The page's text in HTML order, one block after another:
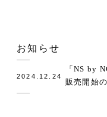
合わせ
ェ
お知らせ
2024.12.24
「NS by
販売開始